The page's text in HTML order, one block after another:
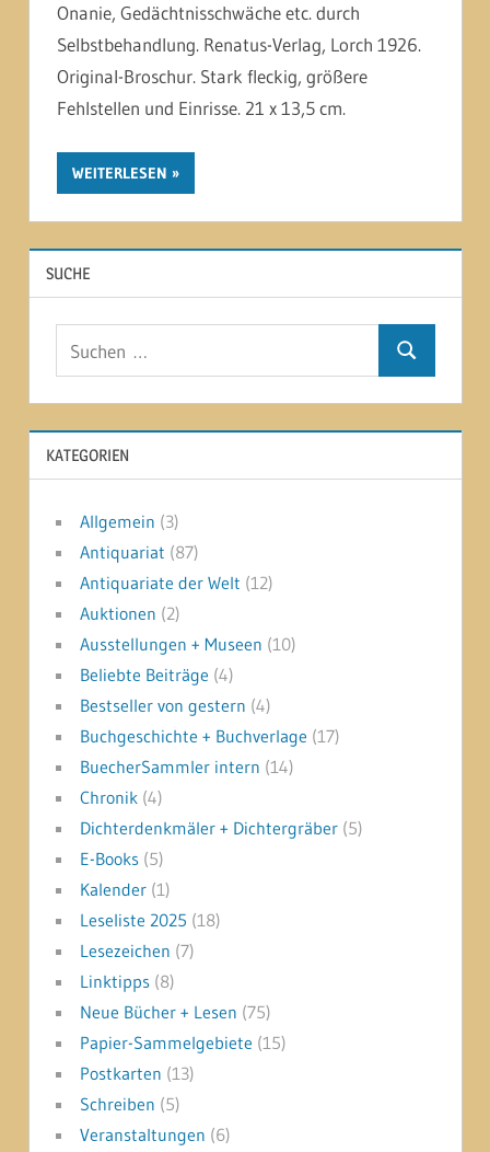
Onanie, Gedächtnisschwäche etc. durch
Selbstbehandlung. Renatus-Verlag, Lorch 1926.
Original-Broschur. Stark fleckig, größere
Fehlstellen und Einrisse. 21 x 13,5 cm.
WEITERLESEN
SUCHE
Suchen
KATEGORIEN
Allgemein (3)
Antiquariat (87)
Antiquariate der Welt (12)
Auktionen (2)
Ausstellungen + Museen (10)
Beliebte Beiträge (4)
Bestseller von gestern (4)
Buchgeschichte + Buchverlage (17)
BuecherSammler intern (14)
Chronik(4)
Dichterdenkmäler + Dichtergräber(5)
E-Books(5)
Kalender(1)
Leseliste 2025 (18)
Lesezeichen (7)
Linktipps(8)
Neue Bücher + Lesen (75)
Papier-Sammelgebiete (15)
Postkarten (13)
Schreiben (5)
Veranstaltungen (6)